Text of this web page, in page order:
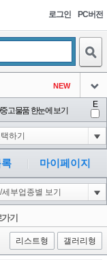
로그인 PC버전
NEW
아이콘
아이콘
아이콘
1
아이콘
1
고물품 한눈에 보기
E
마이페이지
가기
리스트형 갤러리형